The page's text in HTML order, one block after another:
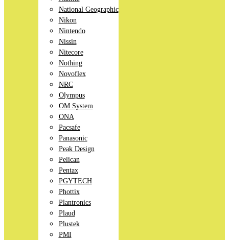
National Geographic
Nikon
Nintendo
Nissin
Nitecore
Nothing
Novoflex
NRC
Olympus
OM System
ONA
Pacsafe
Panasonic
Peak Design
Pelican
Pentax
PGYTECH
Phottix
Plantronics
Plaud
Plustek
PMI